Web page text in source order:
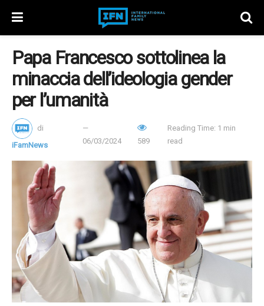
Papa Francesco sottolinea la
minaccia dell’ideologia gender
per l’umanità
di
iFamNews
06/03/2024 589
Reading Time: 1 min
read